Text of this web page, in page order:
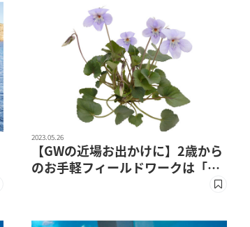
2023.05.26
【GWの近場お出かけに】2歳から
のお手軽フィールドワークは「植
物」がおすすめ！図鑑マニアの先